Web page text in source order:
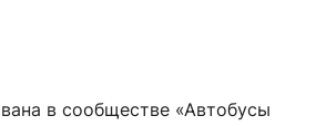
в сообществе «Автобусы